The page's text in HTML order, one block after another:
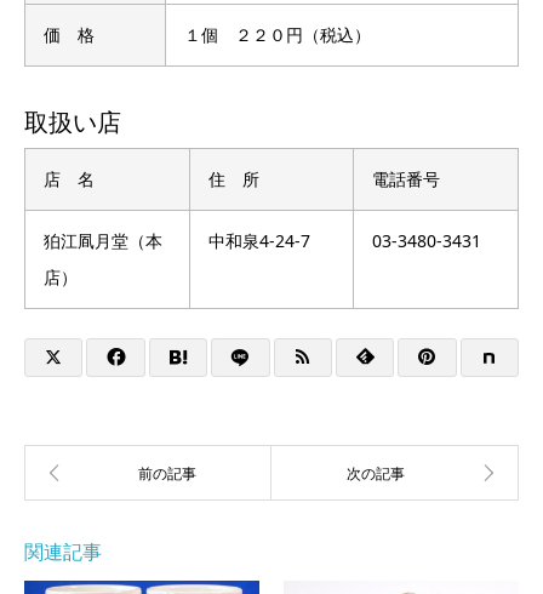
価 格 １個 ２２０円（税込）
取扱い店
店 名 住 所 電話番号
狛江凮月堂（本
店）
中和泉4-24-7 03-3480-3431
関連記事